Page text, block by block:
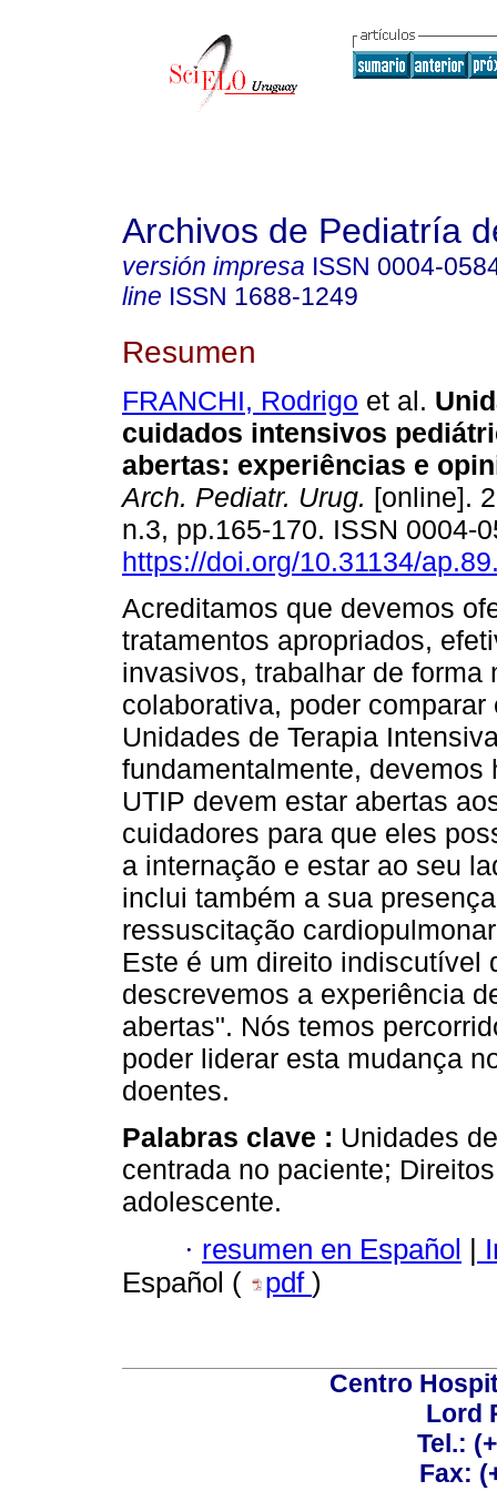
Archivos de Pediatría
versión impresa ISSN 0004-
line ISSN 1688-1249
Resumen
FRANCHI, Rodrigo et al.
cuidados intensivos
abertas: experiências e
Arch. Pediatr. Urug. [online].
n.3, pp.165-170. ISSN 0004-
https://doi.org/10.31134/
Acreditamos que devemos
tratamentos apropriados,
invasivos, trabalhar de forma
colaborativa, poder
Unidades de Terapia
fundamentalmente, devemos
UTIP devem estar abertas
cuidadores para que eles
a internação e estar ao seu
inclui também a sua
ressuscitação
Este é um direito indiscutível
descrevemos a experiência
abertas". Nós temos
poder liderar esta mudança
doentes.
Palabras clave : Unidades
centrada no paciente;
adolescente.
· resumen en Español |
Español (
pdf )
Centro
Lord
Tel.:
Fax: